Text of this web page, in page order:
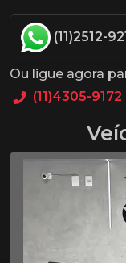
(11)2512-
Ou ligue agora
(11)4305-9172